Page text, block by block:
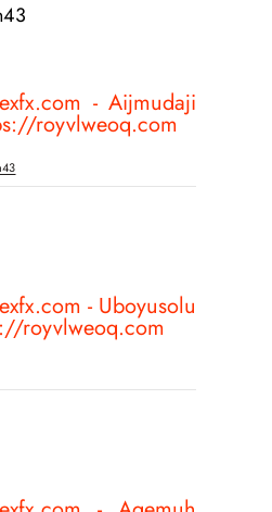
- Aijmudaji
royvlweoq.com
- Uboyusolu
royvlweoq.com